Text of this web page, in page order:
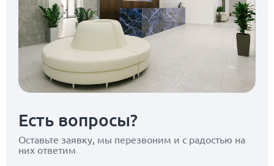
Есть вопросы?
Оставьте заявку, мы перезвоним и с радостью на
них ответим